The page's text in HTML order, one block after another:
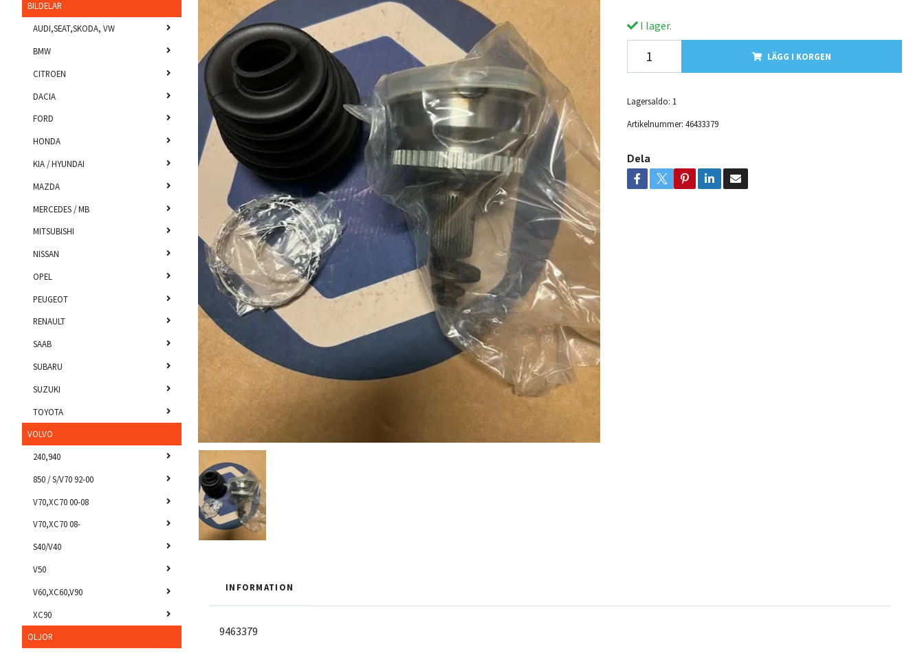
BILDELAR
AUDI,SEAT,SKODA, VW
BMW
CITROEN
DACIA
FORD
HONDA
KIA / HYUNDAI
MAZDA
MERCEDES / MB
MITSUBISHI
NISSAN
OPEL
PEUGEOT
RENAULT
SAAB
SUBARU
SUZUKI
TOYOTA
VOLVO
240,940
850 / S/V70 92-00
V70,XC70 00-08
V70,XC70 08-
S40/V40
V50
V60,XC60,V90
XC90
OLJOR
I lager.
LÄGG I KORGEN
Lagersaldo: 1
Artikelnummer: 46433379
Dela
INFORMATION
9463379